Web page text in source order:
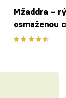
Mžaddra –
osmaženou